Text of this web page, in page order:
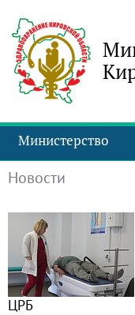
Министерство
Новости
ЦРБ